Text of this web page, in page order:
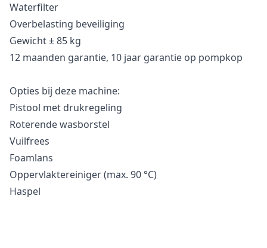
Waterfilter
Overbelasting beveiliging
Gewicht ± 85 kg
12 maanden garantie, 10 jaar garantie op pompkop
Opties bij deze machine:
Pistool met drukregeling
Roterende wasborstel
Vuilfrees
Foamlans
Oppervlaktereiniger (max. 90 °C)
Haspel